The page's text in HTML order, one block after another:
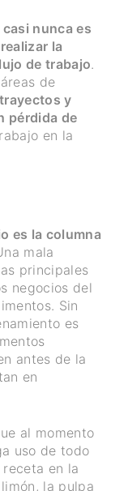
nunca es
la
de trabajo.
de
y
pérdida de
en la
es la columna
mala
principales
negocios del
Sin
es
antes de la
en
al momento
uso de todo
en la
la pulpa